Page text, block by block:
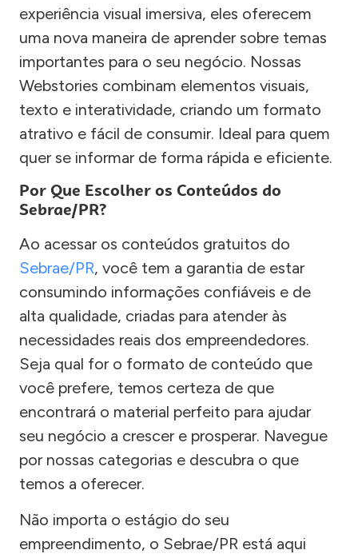
experiência visual imersiva, eles oferecem
uma nova maneira de aprender sobre temas
importantes para o seu negócio. Nossas
Webstories combinam elementos visuais,
texto e interatividade, criando um formato
atrativo e fácil de consumir. Ideal para quem
quer se informar de forma rápida e eficiente.
Por Que Escolher os Conteúdos do
Sebrae/PR?
Ao acessar os conteúdos gratuitos do
Sebrae/PR, você tem a garantia de estar
consumindo informações confiáveis e de
alta qualidade, criadas para atender às
necessidades reais dos empreendedores.
Seja qual for o formato de conteúdo que
você prefere, temos certeza de que
encontrará o material perfeito para ajudar
seu negócio a crescer e prosperar. Navegue
por nossas categorias e descubra o que
temos a oferecer.
Não importa o estágio do seu
empreendimento, o Sebrae/PR está aqui